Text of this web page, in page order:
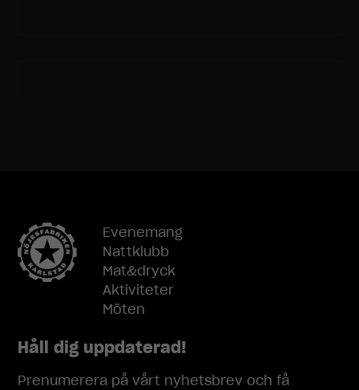
Evenemang
Nattklubb
Mat&dryck
Aktiviteter
Möten
Håll dig uppdaterad!
Prenumerera på vårt nyhetsbrev och få